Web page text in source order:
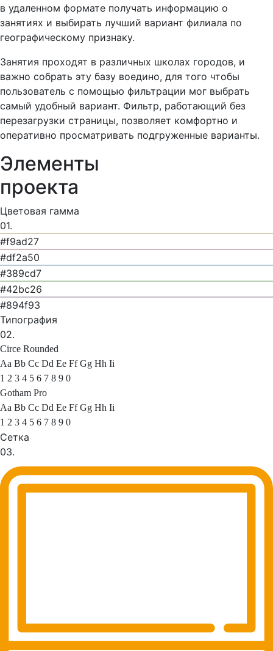
в удаленном формате получать информацию о
занятиях и выбирать лучший вариант филиала по
географическому признаку.
Занятия проходят в различных школах городов, и
важно собрать эту базу воедино, для того чтобы
пользователь с помощью фильтрации мог выбрать
самый удобный вариант. Фильтр, работающий без
перезагрузки страницы, позволяет комфортно и
оперативно просматривать подгруженные варианты.
Элементы
проекта
Цветовая гамма
01.
#f9ad27
#df2a50
#389cd7
#42bc26
#894f93
Типография
02.
Circe Rounded
Aa Bb Cc Dd Ee Ff Gg Hh Ii
1 2 3 4 5 6 7 8 9 0
Gotham Pro
Aa Bb Cc Dd Ee Ff Gg Hh Ii
1 2 3 4 5 6 7 8 9 0
Сетка
03.